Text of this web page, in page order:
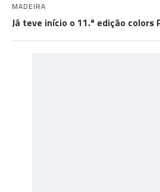
MADEIRA
Já teve início o 11.ª edição colors